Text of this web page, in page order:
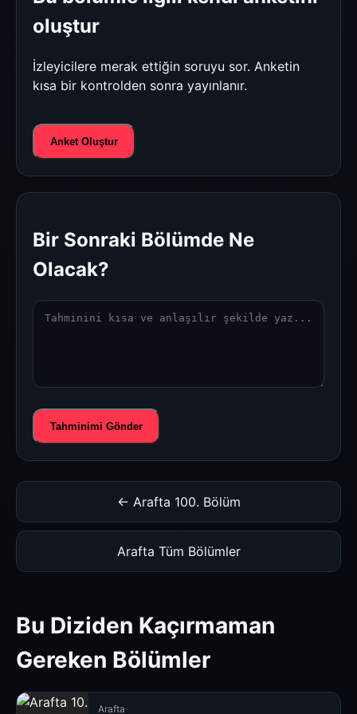
oluştur
İzleyicilere merak ettiğin soruyu sor. Anketin
kısa bir kontrolden sonra yayınlanır.
Anket Oluştur
Bir Sonraki Bölümde Ne
Olacak?
Tahminimi Gönder
← Arafta 100. Bölüm
Arafta Tüm Bölümler
Bu Diziden Kaçırmaman
Gereken Bölümler
Arafta